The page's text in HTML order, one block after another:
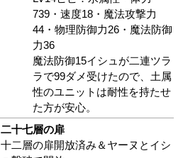
739・速度18・魔法攻撃力
44・物理防御力26・魔法防御
力36
魔法防御15イシュが二連ツラ
ラで99ダメ受けたので、土属
性のユニットは耐性を持たせ
た方が安心。
二十七層の扉
十二層の扉開放済み＆ヤーヌとイシ